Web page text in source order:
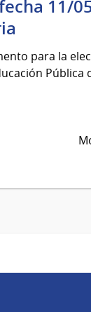
11/
para la
Pública